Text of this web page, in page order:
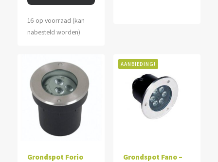
16 op voorraad (kan
nabesteld worden)
Grondspot Forio
AANBIEDING!
Grondspot Fano –